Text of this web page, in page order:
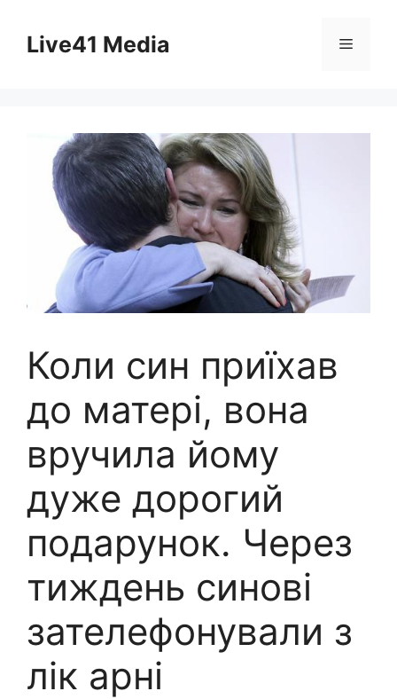
contentLive41 Media Menu
Коли син приїхав
до матері, вона
вручила йому
дуже дорогий
подарунок. Через
тиждень синові
зателефонували з
лік арні